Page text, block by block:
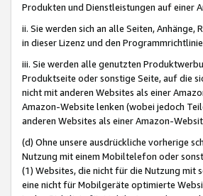
Produkten und Dienstleistungen auf einer
ii. Sie werden sich an alle Seiten,
in dieser Lizenz und den
iii. Sie werden alle genutzten
Produktseite oder sonstige Seite, auf die
nicht mit anderen Websites als einer
Amazon-Website lenken (wobei jedoch
anderen Websites als einer Amazon-
(d) Ohne unsere ausdrückliche vorherige
Nutzung mit einem Mobiltelefon oder
(1) Websites, die nicht für die Nutzung mit
eine nicht für Mobilgeräte optimierte